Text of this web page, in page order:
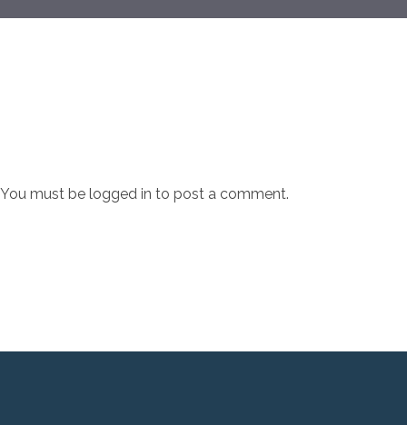
You must be logged in to post a comment.